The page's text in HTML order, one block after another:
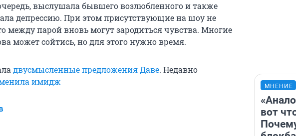
выслушала бывшего возлюбленного и также
депрессию. При этом присутствующие на шоу не
между парой вновь могут зародиться чувства. Многие
может сойтись, но для этого нужно время.
двусмысленные предложения Даве. Недавно
имидж
МНЕНИЕ
вот